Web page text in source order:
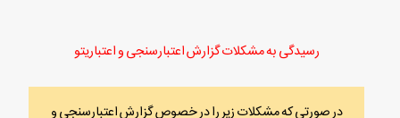
رسیدگی به مشکلات گزارش اعتبارسنجی و اعتباریتو
در صورتی که مشکلات زیر را در خصوص گزارش اعتبارسنجی و